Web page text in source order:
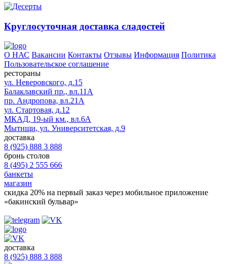
Круглосуточная доставка сладостей
О НАС Вакансии Контакты Отзывы Информация Политика
Пользовательское соглашение
рестораны
ул. Неверовского, д.15
Балаклавский пр., вл.11А
пр. Андропова, вл.21А
ул. Стартовая, д.12
МКАД, 19-ый км., вл.6А
Мытищи, ул. Университетская, д.9
доставка
8 (925) 888 3 888
бронь столов
8 (495) 2 555 666
банкеты
магазин
скидка 20% на первый заказ через мобильное приложение
«бакинский бульвар»
доставка
8 (925) 888 3 888